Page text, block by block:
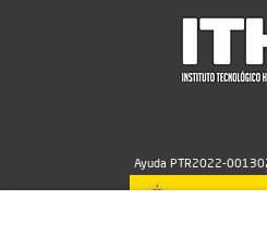
Ayuda PTR2022-